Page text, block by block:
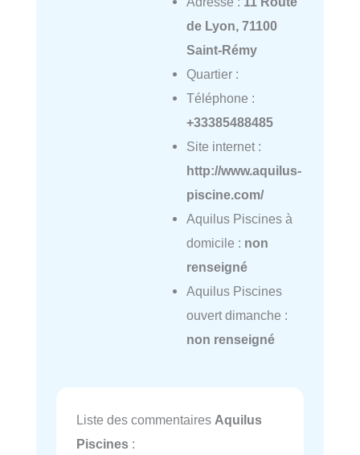
de Lyon, 71100
Saint-Rémy
Quartier :
Téléphone :
+33385488485
Site internet :
http://www.aquilus-
piscine.com/
Aquilus Piscines à
domicile : non
renseigné
Aquilus Piscines
ouvert dimanche :
non renseigné
Liste des commentaires Aquilus
Piscines :